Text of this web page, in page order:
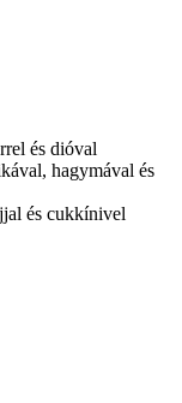
és dióval
hagymával és
és cukkínivel